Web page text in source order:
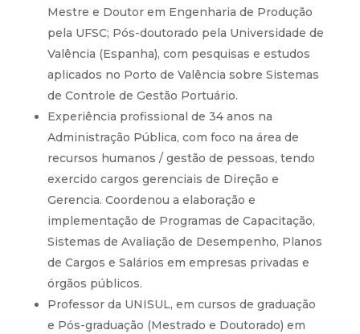
Mestre e Doutor em Engenharia de Produção
pela UFSC; Pós-doutorado pela Universidade de
Valência (Espanha), com pesquisas e estudos
aplicados no Porto de Valência sobre Sistemas
de Controle de Gestão Portuário.
Experiência profissional de 34 anos na
Administração Pública, com foco na área de
recursos humanos / gestão de pessoas, tendo
exercido cargos gerenciais de Direção e
Gerencia. Coordenou a elaboração e
implementação de Programas de Capacitação,
Sistemas de Avaliação de Desempenho, Planos
de Cargos e Salários em empresas privadas e
órgãos públicos.
Professor da UNISUL, em cursos de graduação
e Pós-graduação (Mestrado e Doutorado) em